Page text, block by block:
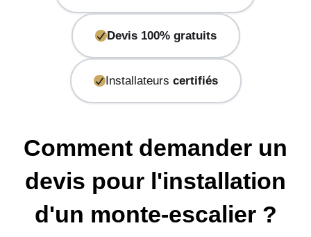
Devis 100% gratuits
Installateurs certifiés
Comment demander un
devis pour l'installation
d'un monte-escalier ?